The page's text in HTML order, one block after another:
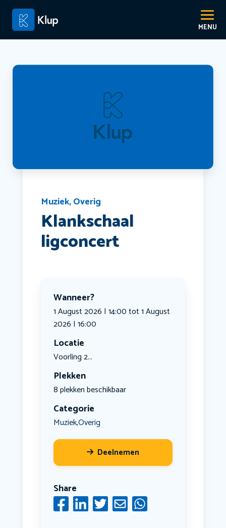
Muziek,Overig
Klankschaal
ligconcert
Wanneer?
1 August 2026 | 14:00 tot 1 August
2026 | 16:00
Locatie
Voorling 2...
Plekken
8 plekken beschikbaar
Categorie
Muziek,Overig
Deelnemen
Share